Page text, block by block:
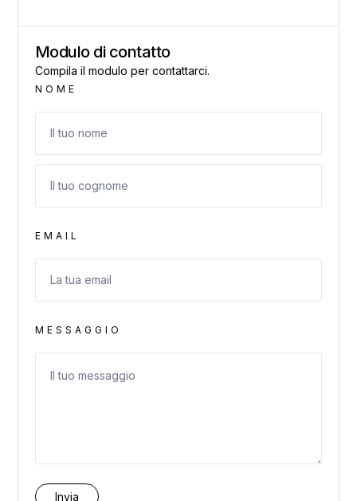
Modulo di contatto
Compila il modulo per contattarci.
NOME
EMAIL
MESSAGGIO